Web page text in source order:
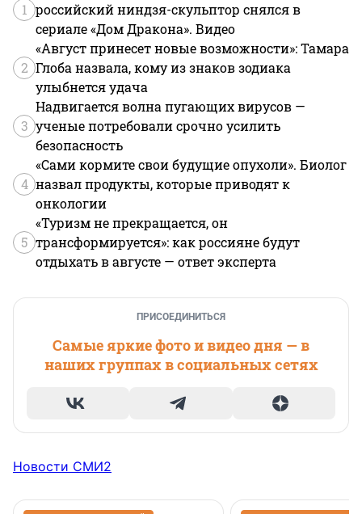
1 российский ниндзя-скульптор снялся в
сериале «Дом Дракона». Видео
2
«Август принесет новые возможности»: Тамара
Глоба назвала, кому из знаков зодиака
улыбнется удача
3
Надвигается волна пугающих вирусов —
ученые потребовали срочно усилить
безопасность
4
«Сами кормите свои будущие опухоли». Биолог
назвал продукты, которые приводят к
онкологии
5
«Туризм не прекращается, он
трансформируется»: как россияне будут
отдыхать в августе — ответ эксперта
ПРИСОЕДИНИТЬСЯ
Самые яркие фото и видео дня — в
наших группах в социальных сетях
Новости СМИ2